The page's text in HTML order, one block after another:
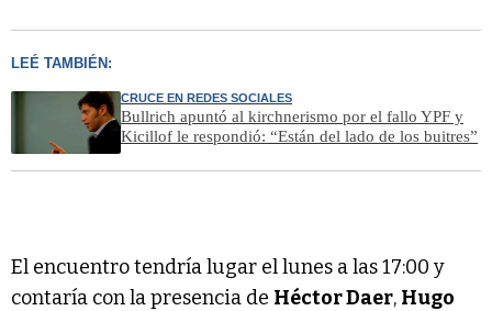
LEÉ TAMBIÉN:
CRUCE EN REDES SOCIALES
Bullrich apuntó al kirchnerismo por el fallo YPF y
Kicillof le respondió: “Están del lado de los buitres”
El encuentro tendría lugar el lunes a las 17:00 y
contaría con la presencia de Héctor Daer, Hugo